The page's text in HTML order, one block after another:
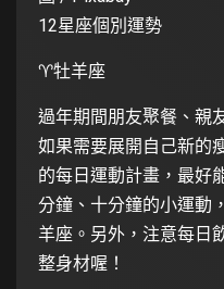
12星座個別運勢
♈️牡羊座
過年期間朋友聚餐、親
如果需要展開自己新的
的每日運動計畫，最好
分鐘、十分鐘的小運動
羊座。另外，注意每日
整身材喔！